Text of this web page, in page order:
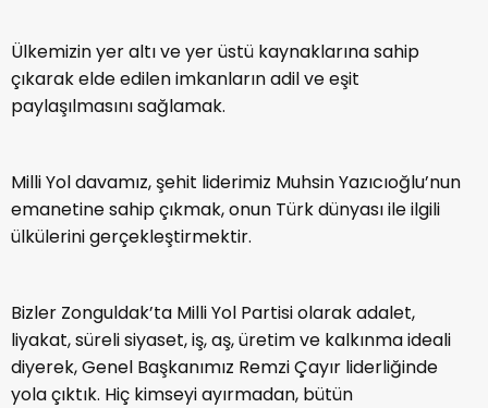
Ülkemizin yer altı ve yer üstü kaynaklarına sahip
çıkarak elde edilen imkanların adil ve eşit
paylaşılmasını sağlamak.
Milli Yol davamız, şehit liderimiz Muhsin Yazıcıoğlu’nun
emanetine sahip çıkmak, onun Türk dünyası ile ilgili
ülkülerini gerçekleştirmektir.
Bizler Zonguldak’ta Milli Yol Partisi olarak adalet,
liyakat, süreli siyaset, iş, aş, üretim ve kalkınma ideali
diyerek, Genel Başkanımız Remzi Çayır liderliğinde
yola çıktık. Hiç kimseyi ayırmadan, bütün